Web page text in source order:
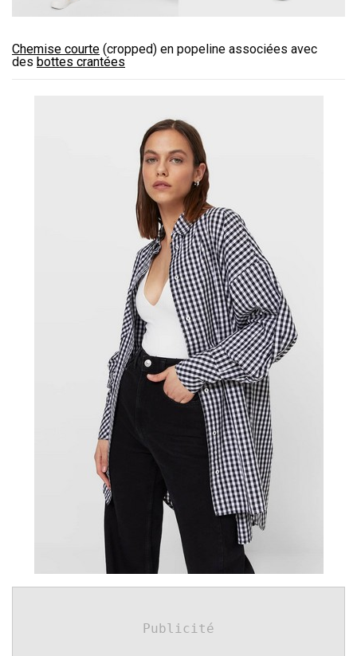
Chemise courte (cropped) en popeline associées avec
desbottes crantées
Publicité